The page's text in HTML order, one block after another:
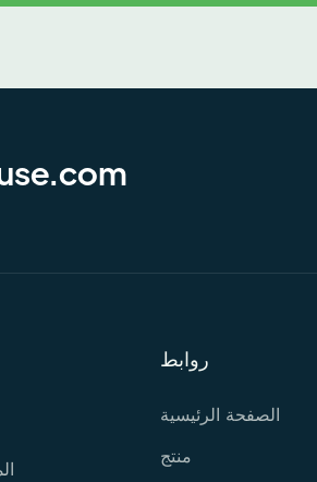
روابط
الصفحة الرئيسية
منتج